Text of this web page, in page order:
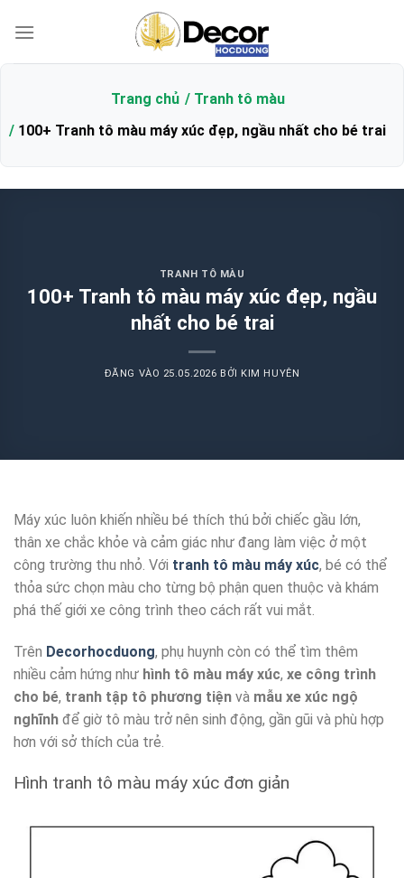
qua
Trang chủ
Tranh tô màu
100+ Tranh tô màu máy xúc đẹp, ngầu nhất cho bé trai
TRANH TÔ MÀU
100+ Tranh tô màu máy xúc đẹp, ngầu
nhất cho bé trai
ĐĂNG VÀO 25.05.2026 BỞI KIM HUYÊN
Máy xúc luôn khiến nhiều bé thích thú bởi chiếc gầu lớn,
thân xe chắc khỏe và cảm giác như đang làm việc ở một
công trường thu nhỏ. Với tranh tô màu máy xúc, bé có thể
thỏa sức chọn màu cho từng bộ phận quen thuộc và khám
phá thế giới xe công trình theo cách rất vui mắt.
Trên Decorhocduong, phụ huynh còn có thể tìm thêm
nhiều cảm hứng như hình tô màu máy xúc, xe công trình
cho bé, tranh tập tô phương tiện và mẫu xe xúc ngộ
nghĩnh để giờ tô màu trở nên sinh động, gần gũi và phù hợp
hơn với sở thích của trẻ.
Hình tranh tô màu máy xúc đơn giản